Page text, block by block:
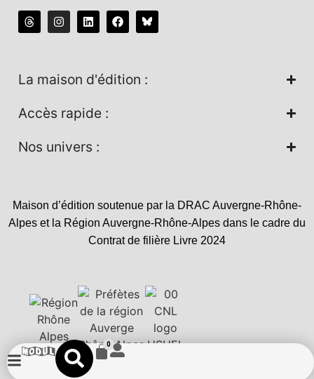
La maison d'édition :
Accès rapide :
Nos univers :
Maison d’édition soutenue par la DRAC Auvergne-Rhône-
Alpes et la Région Auvergne-Rhône-Alpes dans le cadre du
Contrat de filière Livre 2024
0